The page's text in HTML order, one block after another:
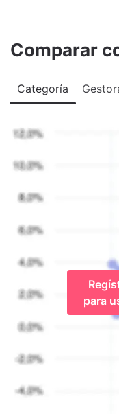
Comparar
Categoría
para